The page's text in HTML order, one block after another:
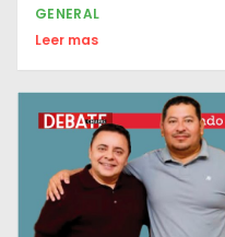
GENERAL
Leer mas